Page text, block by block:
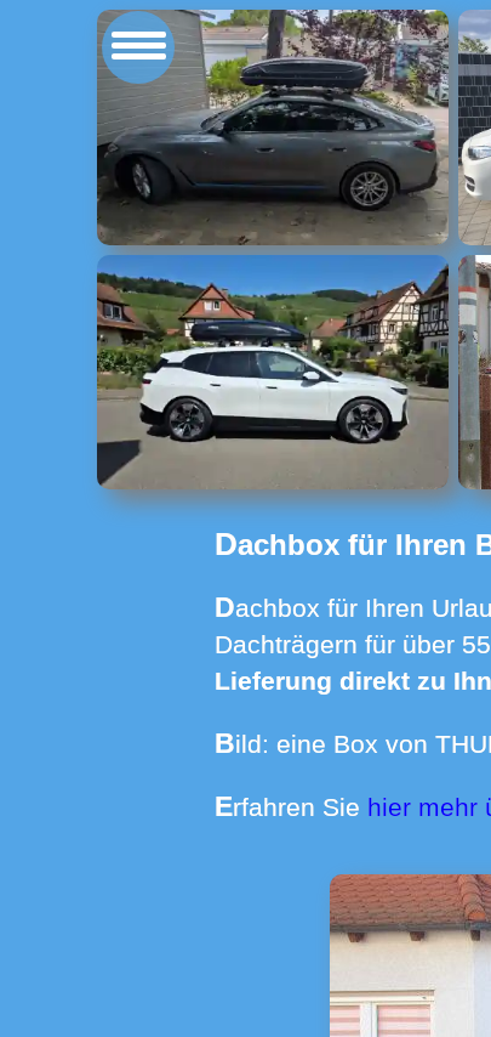
Dachbox für Ihren
Dachbox für Ihren Urlaub benötigt? Wir bieten Dachboxen von 370 bis 640 Liter Volumen mit
Dachträgern für über
Lieferung direkt zu
Bild: eine Box von
Erfahren Sie hier mehr